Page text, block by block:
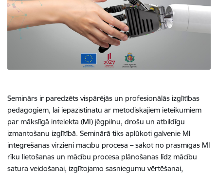
Seminārs ir paredzēts vispārējās un profesionālās izglītības
pedagogiem, lai iepazīstinātu ar metodiskajiem ieteikumiem
par mākslīgā intelekta (MI) jēgpilnu, drošu un atbildīgu
izmantošanu izglītībā. Seminārā tiks aplūkoti galvenie MI
integrēšanas virzieni mācību procesā – sākot no prasmīgas MI
rīku lietošanas un mācību procesa plānošanas līdz mācību
satura veidošanai, izglītojamo sasniegumu vērtēšanai,